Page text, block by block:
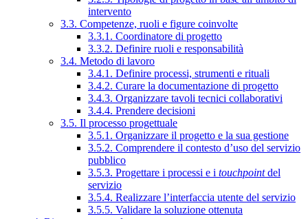
intervento
3.3. Competenze, ruoli e figure coinvolte
3.3.1. Coordinatore di progetto
3.3.2. Definire ruoli e responsabilità
3.4. Metodo di lavoro
3.4.1. Definire processi, strumenti e rituali
3.4.2. Curare la documentazione di progetto
3.4.3. Organizzare tavoli tecnici collaborativi
3.4.4. Prendere decisioni
3.5. Il processo progettuale
3.5.1. Organizzare il progetto e la sua gestione
3.5.2. Comprendere il contesto d’uso del servizio
pubblico
3.5.3. Progettare i processi e i touchpointdel
servizio
3.5.4. Realizzare l’interfaccia utente del servizio
3.5.5. Validare la soluzione ottenuta